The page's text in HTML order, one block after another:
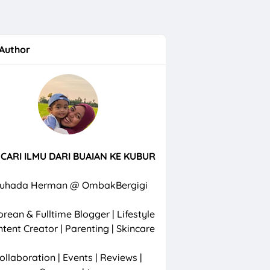
ILMU DARI BUAIAN KE KUBUR
Herman @ OmbakBergigi
& Fulltime Blogger | Lifestyle
Creator | Parenting | Skincare
| Events | Reviews |